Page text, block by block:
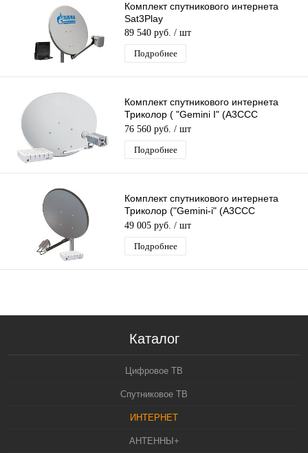
Комплект спутникового интернета
Sat3Play
89 540 руб. / шт
Подробнее
Комплект спутникового интернета
Триколор ( "Gemini I" (A3CCC
"SkyEdgeII-c-0.76/Ka") без кронштейн
76 560 руб. / шт
Подробнее
Комплект спутникового интернета
Триколор ("Gemini-i" (A3CCC
"SkyEdgeII-c-0.74/Ka")
49 005 руб. / шт
Подробнее
Каталог
Цифровое ТВ
Спутниковое ТВ
ИНТЕРНЕТ
АНТЕННЫ+